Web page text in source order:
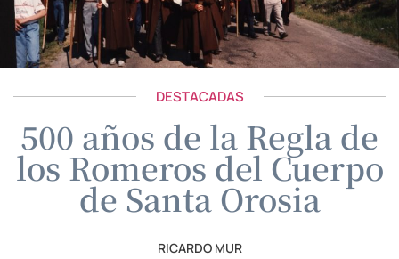
DESTACADAS
500 años de la Regla de
los Romeros del Cuerpo
de Santa Orosia
RICARDO MUR